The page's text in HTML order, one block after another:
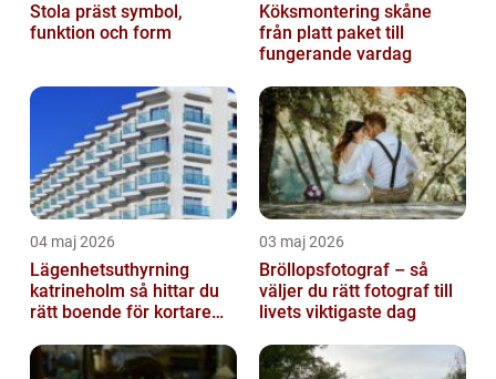
Stola präst symbol,
funktion och form
Köksmontering skåne
från platt paket till
fungerande vardag
04 maj 2026
Lägenhetsuthyrning
katrineholm så hittar du
rätt boende för kortare
03 maj 2026
Bröllopsfotograf – så
väljer du rätt fotograf till
livets viktigaste dag